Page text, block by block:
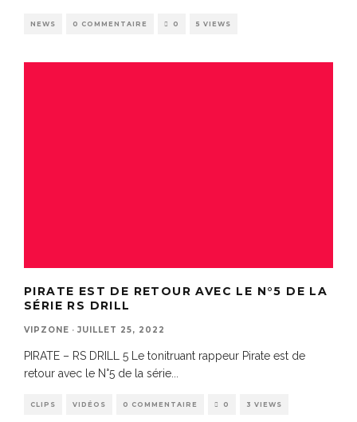
NEWS 0 COMMENTAIRE 0 5 VIEWS
PIRATE EST DE RETOUR AVEC LE N°5 DE LA
SÉRIE RS DRILL
VIPZONE · JUILLET 25, 2022
PIRATE – RS DRILL 5 Le tonitruant rappeur Pirate est de
retour avec le N°5 de la série...
CLIPS VIDÉOS 0 COMMENTAIRE 0 3 VIEWS